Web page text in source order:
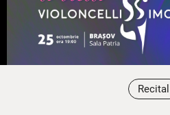
Recital